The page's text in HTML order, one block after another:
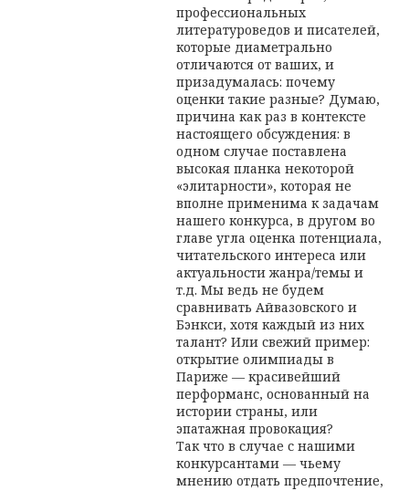
профессиональных
литературоведов и писателей,
которые диаметрально
отличаются от ваших, и
призадумалась: почему
оценки такие разные? Думаю,
причина как раз в контексте
настоящего обсуждения: в
одном случае поставлена
высокая планка некоторой
«элитарности», которая не
вполне применима к задачам
нашего конкурса, в другом во
главе угла оценка потенциала,
читательского интереса или
актуальности жанра/темы и
т.д. Мы ведь не будем
сравнивать Айвазовского и
Бэнкси, хотя каждый из них
талант? Или свежий пример:
открытие олимпиады в
Париже — красивейший
перформанс, основанный на
истории страны, или
эпатажная провокация?
Так что в случае с нашими
конкурсантами — чьему
мнению отдать предпочтение,